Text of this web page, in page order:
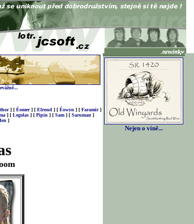
] [ Éomer] [ Elrond ] [ Éowyn ] [ Faramir]
] [ Legolas ] [ Pipin ] [ Sam ] [ Saruman ]
]
Nejen o víně...